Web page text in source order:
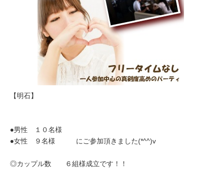
【明石】
●男性 １０名様
●女性 ９名様 にご参加頂きました(*^^)v
◎カップル数 ６組様成立です！！